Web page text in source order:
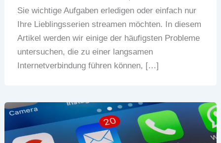
Sie wichtige Aufgaben erledigen oder einfach nur
Ihre Lieblingsserien streamen möchten. In diesem
Artikel werden wir einige der häufigsten Probleme
untersuchen, die zu einer langsamen
Internetverbindung führen können, […]